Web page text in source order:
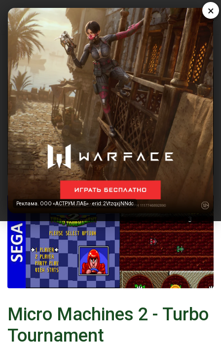
×
Реклама. ООО «АСТРУМ ЛАБ» · erid: 2VtzqxjNNdc
Реклама. ООО «АСТРУМ ЛАБ» · erid: 2VtzqxjNNdc
Micro Machines 2 - Turbo
Tournament